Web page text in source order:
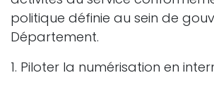
politique définie au sein de
Département.
1. Piloter la numérisation en